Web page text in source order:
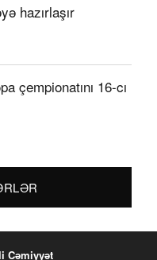
hazırlaşır
çempionatını 16-cı
Cəmiyyət